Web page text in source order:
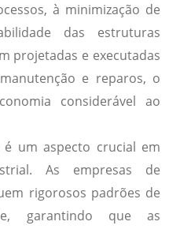
à minimização de
das estruturas
projetadas e executadas
e reparos, o
considerável ao
um aspecto crucial em
As empresas de
rigorosos padrões de
garantindo que as